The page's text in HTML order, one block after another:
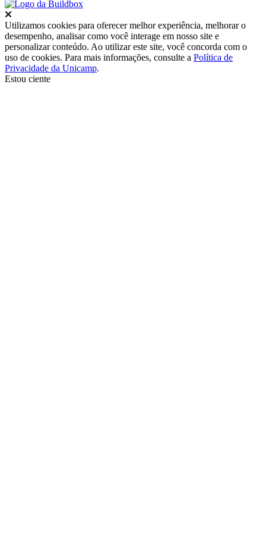
Utilizamos cookies para oferecer melhor experiência, melhorar o
desempenho, analisar como você interage em nosso site e
personalizar conteúdo. Ao utilizar este site, você concorda com o
uso de cookies. Para mais informações, consulte a Política de
Privacidade da Unicamp.
Estou ciente